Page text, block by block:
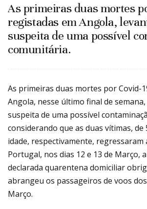
As primeiras duas mortes
registadas em Angola,
suspeita de uma possível
comunitária.
As primeiras duas mortes por Covid-
Angola, nesse último final de
suspeita de uma possível
considerando que as duas vítimas, de
idade, respectivamente, regressaram
Portugal, nos dias 12 e 13 de Março,
declarada quarentena domiciliar
abrangeu os passageiros de voos
Março.